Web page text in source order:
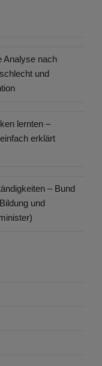
Analyse nach
und
lernten –
erklärt
– Bund
und